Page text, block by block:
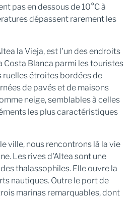
pas en dessous de 10°C à
dépassent rarement les
la Vieja, est l'un des endroits
Costa Blanca parmi les touristes
ruelles étroites bordées de
de pavés et de maisons
neige, semblables à celles
les plus caractéristiques
ville, nous rencontrons là la vie
Les rives d'Altea sont une
thalassophiles. Elle ouvre la
nautiques. Outre le port de
marinas remarquables, dont